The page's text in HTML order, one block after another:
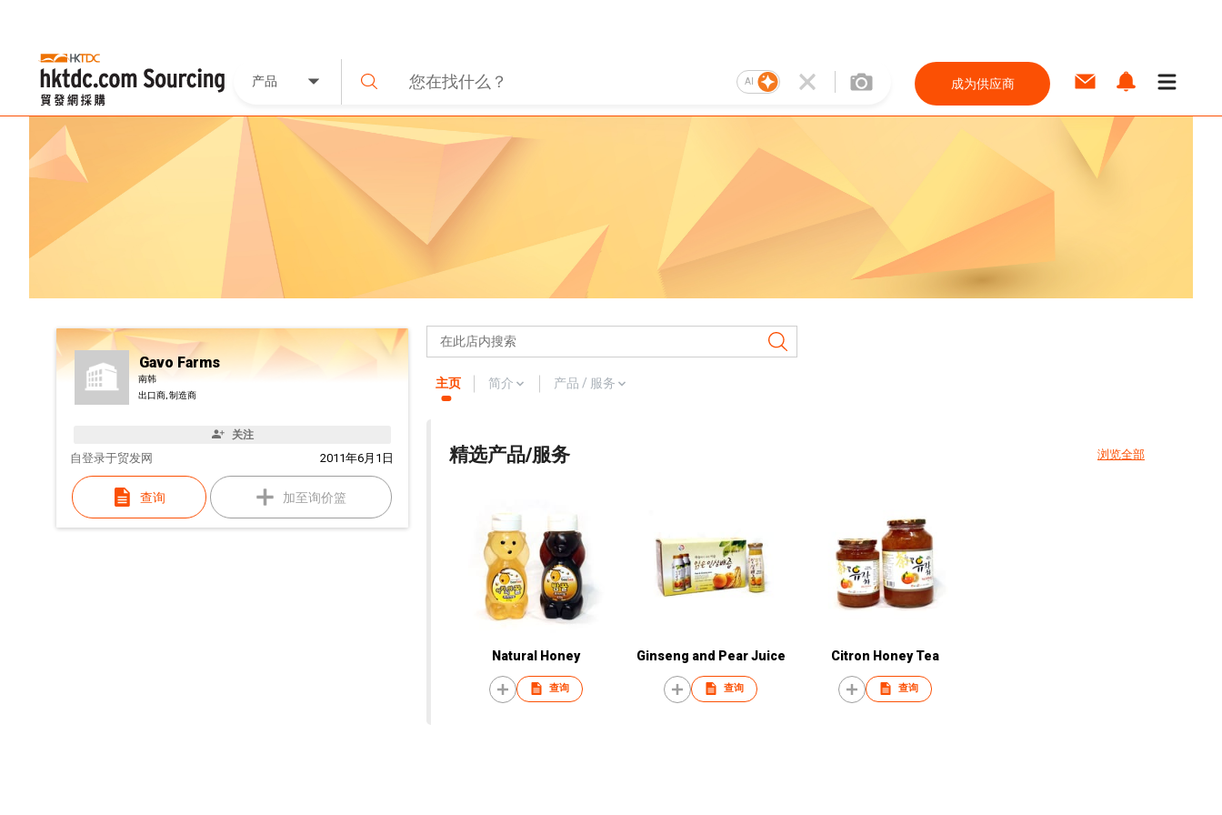
产品 AI 成为供应商
Gavo Farms
南韩
出口商, 制造商
关注
自 2011年6月1日
登录于贸发网
查询 加至询价篮
主页 简介 产品 / 服务
精选产品/服务 浏览全部
Natural Honey
查询
Ginseng and Pear Juice
查询
Citron Honey Tea
查询